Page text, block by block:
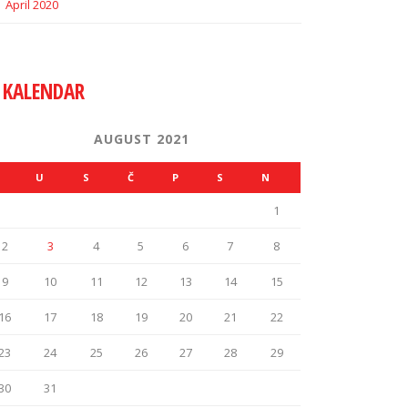
April 2020
KALENDAR
AUGUST 2021
U S Č P S N
1
2 3 4 5 6 7 8
9 10 11 12 13 14 15
17 18 19 20 21 22
24 25 26 27 28 29
31